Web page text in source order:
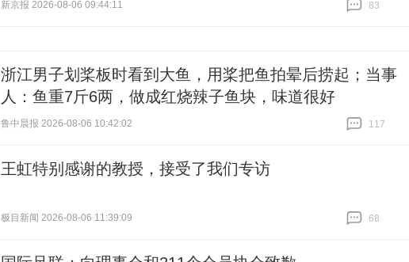
新京报 2026-08-06 09:44:11
83
浙江男子划桨板时看到大鱼，用桨把鱼拍晕后捞起；当事
人：鱼重7斤6两，做成红烧辣子鱼块，味道很好
鲁中晨报 2026-08-06 10:42:02
117
王虹特别感谢的教授，接受了我们专访
极目新闻 2026-08-06 11:39:09
68